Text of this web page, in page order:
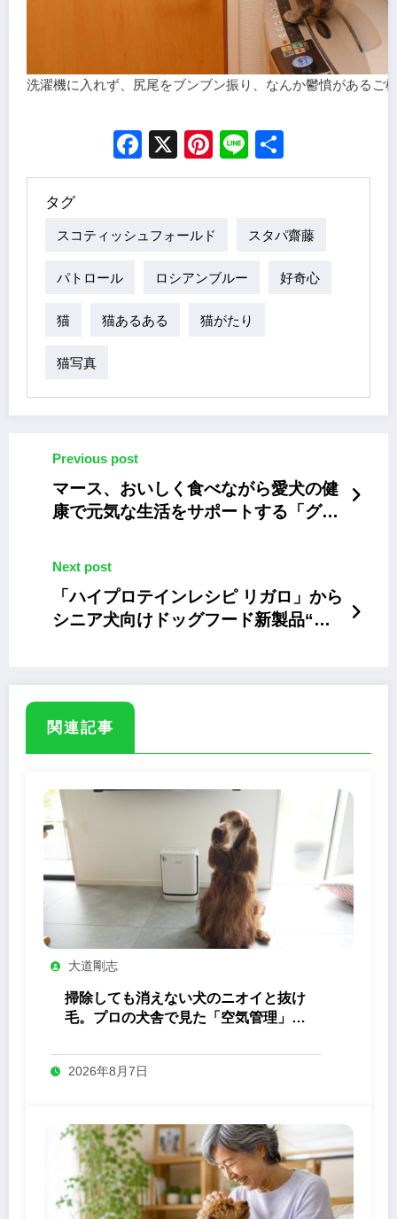
洗濯機に入れず、尻尾をブンブン振り、なんか鬱憤があるご
Facebook
X Pinterest
Line
タグ
スコティッシュフォールド スタパ齋藤
パトロール ロシアンブルー 好奇心
猫 猫あるある 猫がたり
猫写真
Previous post
マース、おいしく食べながら愛犬の健
康で元気な生活をサポートする「グリ
Next post
「ハイプロテインレシピ リガロ」から
シニア犬向けドッグフード新製品“ホ
関連記事
大道剛志
掃除しても消えない犬のニオイと抜け
毛。プロの犬舎で見た「空気管理」の
2026年8月7日